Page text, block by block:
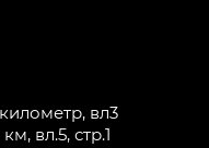
Ти (HYPTEC HT) в
Джи
вл3
вл.5, стр.1